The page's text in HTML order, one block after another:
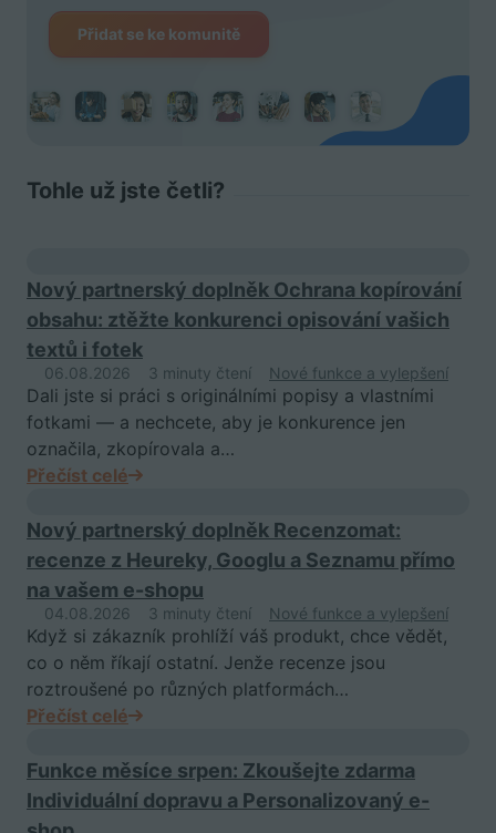
Přidat se ke komunitě
Tohle už jste četli?
Nový partnerský doplněk Ochrana kopírování
obsahu: ztěžte konkurenci opisování vašich
textů i fotek
06.08.2026 3 minuty čtení Nové funkce a vylepšení
Dali jste si práci s originálními popisy a vlastními
fotkami — a nechcete, aby je konkurence jen
označila, zkopírovala a…
Přečíst celé
Nový partnerský doplněk Recenzomat:
recenze z Heureky, Googlu a Seznamu přímo
na vašem e-shopu
04.08.2026 3 minuty čtení Nové funkce a vylepšení
Když si zákazník prohlíží váš produkt, chce vědět,
co o něm říkají ostatní. Jenže recenze jsou
roztroušené po různých platformách…
Přečíst celé
Funkce měsíce srpen: Zkoušejte zdarma
Individuální dopravu a Personalizovaný e-